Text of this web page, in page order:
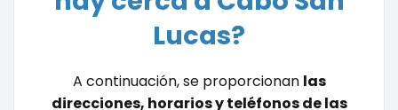
Lucas?
A continuación, se proporcionan las
direcciones, horarios y teléfonos de las